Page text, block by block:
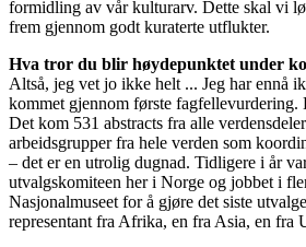
formidling av vår kulturarv. Dette skal vi
frem gjennom godt kuraterte utflukter.
Hva tror du blir høydepunktet under
Altså, jeg vet jo ikke helt ... Jeg har ennå
kommet gjennom første
Det kom 531 abstracts fra alle
arbeidsgrupper fra hele verden som
– det er en utrolig dugnad. Tidligere i år
utvalgskomiteen her i Norge og jobbet i
Nasjonalmuseet for å gjøre det siste
representant fra Afrika, en fra Asia, en fra